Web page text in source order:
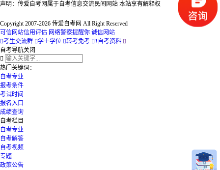
声明：传爱自考网属于自考信息交流民间网站 本站享有解释权
Copyright 2007-2026 传爱自考网 All Right Reserved
可信网站信用评估 网络警察提醒你 诚信网站
考生交流群 学士学位 转考免考 1 自考资料 
自考导航关闭

热门关键词：
自考专业
报考条件
考试时间
报名入口
成绩查询
自考栏目
自考专业
自考解答
自考视频
专题
政策公告